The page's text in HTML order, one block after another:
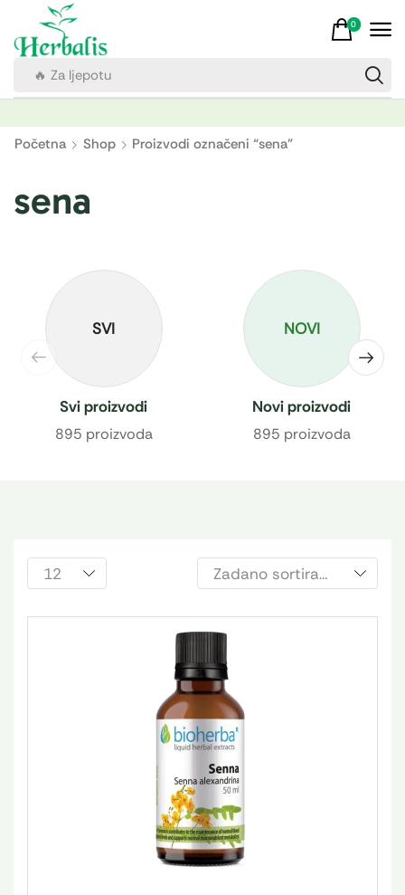
🔥 Za ljepotu
0
Početna Shop Proizvodi označeni “sena”
sena
SVI
Svi proizvodi
895 proizvoda
NOVI
Novi proizvodi
895 proizvoda